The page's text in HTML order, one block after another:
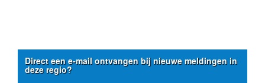
Direct een e-mail ontvangen bij nieuwe meldingen in
deze regio?